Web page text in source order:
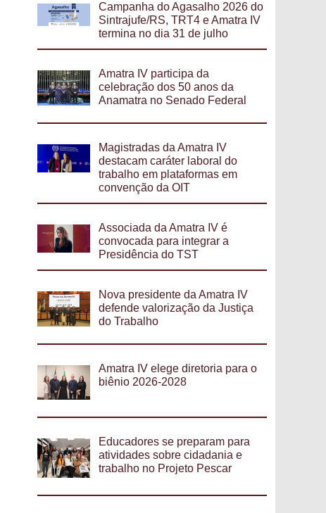
Campanha do Agasalho 2026 do
Sintrajufe/RS, TRT4 e Amatra IV
termina no dia 31 de julho
Amatra IV participa da
celebração dos 50 anos da
Anamatra no Senado Federal
Magistradas da Amatra IV
destacam caráter laboral do
trabalho em plataformas em
convenção da OIT
Associada da Amatra IV é
convocada para integrar a
Presidência do TST
Nova presidente da Amatra IV
defende valorização da Justiça
do Trabalho
Amatra IV elege diretoria para o
biênio 2026-2028
Educadores se preparam para
atividades sobre cidadania e
trabalho no Projeto Pescar